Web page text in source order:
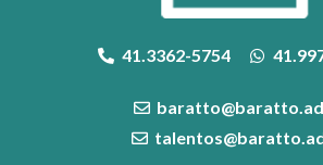
41.3362-5754